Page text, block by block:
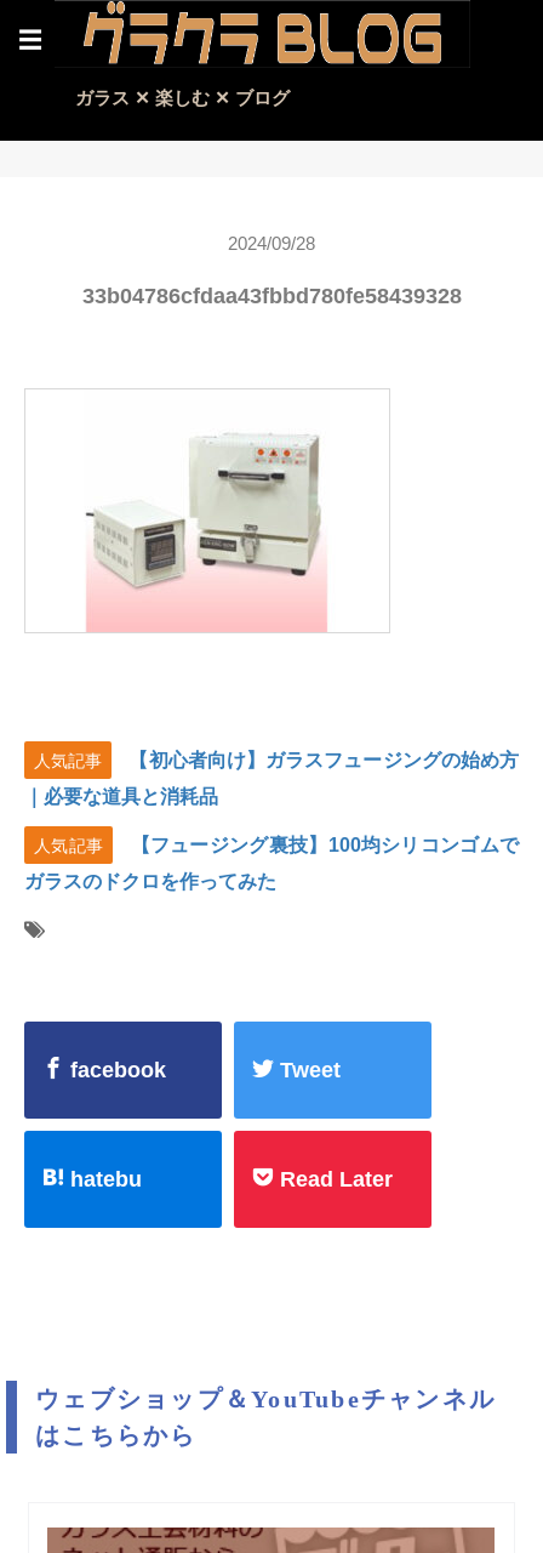
☰
ガラス ✕ 楽しむ ✕ ブログ
2024/09/28
33b04786cfdaa43fbbd780fe58439328
人気記事
【初心者向け】ガラスフュージングの始め方
｜必要な道具と消耗品
人気記事
【フュージング裏技】100均シリコンゴムで
ガラスのドクロを作ってみた
facebook Tweet
hatebu Read Later
ウェブショップ＆YouTubeチャンネル
はこちらから